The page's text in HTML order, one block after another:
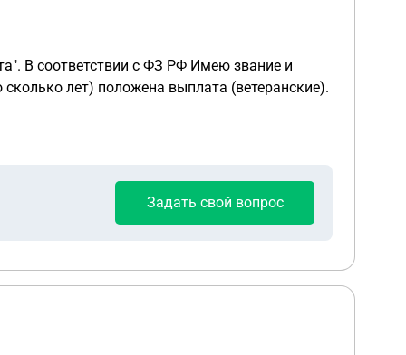
В соответствии с ФЗ РФ Имею звание и
лет) положена выплата (ветеранские).
Задать свой вопрос